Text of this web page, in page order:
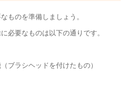
ものを準備しましょう。
必要なものは以下の通りです。
ブラシヘッドを付けたもの）